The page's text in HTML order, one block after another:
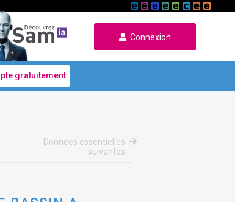
Connexion
gratuitement
Données essentielles
suivantes